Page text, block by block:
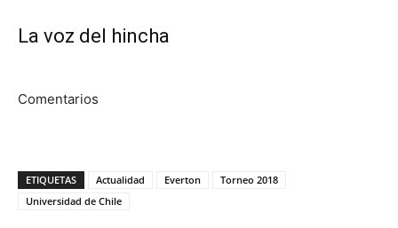
La voz del hincha
Comentarios
ETIQUETAS Actualidad Everton
Torneo 2018
Universidad de Chile